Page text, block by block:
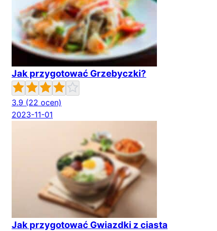
Jak przygotować Grzebyczki?
3.9 (22 ocen)
2023-11-01
Jak przygotować Gwiazdki z ciasta